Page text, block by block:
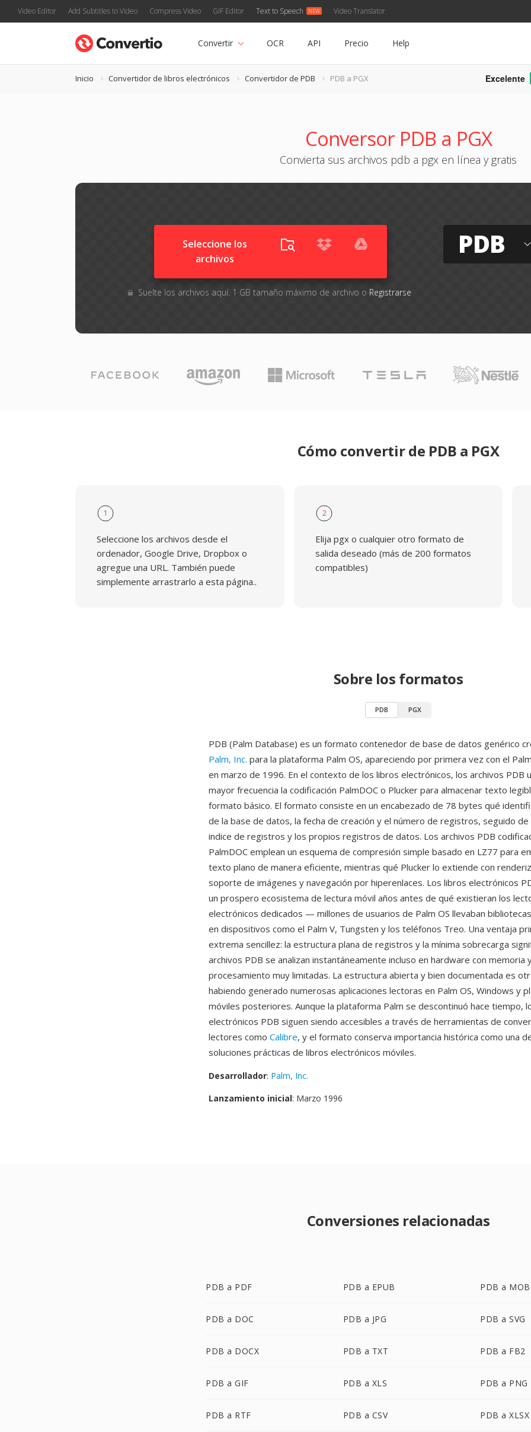
Video Editor Add Subtitles to Video Compress Video GIF Editor Text to Speech Video Translator
Convertir OCR API Precio Help
Inicio Convertidor de libros electrónicos Convertidor de PDB PDB a PGX Excelente
Conversor PDB a PGX
Convierta sus archivos pdb a pgx en línea y gratis
Seleccione los
archivos
Suelte los archivos aquí. 1 GB tamaño máximo de archivo o Registrarse
PDB
Cómo convertir de PDB a PGX
1
Seleccione los archivos desde el
ordenador, Google Drive, Dropbox o
agregue una URL. También puede
simplemente arrastrarlo a esta página..
2
Elija pgx o cualquier otro formato de
salida deseado (más de 200 formatos
compatibles)
Sobre los formatos
PDB PGX
PDB (Palm Database) es un formato contenedor de base de datos genérico
Palm, Inc. para la plataforma Palm OS, apareciendo por primera vez con el
en marzo de 1996. En el contexto de los libros electrónicos, los archivos PDB
mayor frecuencia la codificación PalmDOC o Plucker para almacenar texto
formato básico. El formato consiste en un encabezado de 78 bytes qué
de la base de datos, la fecha de creación y el número de registros, seguido de
indice de registros y los propios registros de datos. Los archivos PDB
PalmDOC emplean un esquema de compresión simple basado en LZ77 para
texto plano de manera eficiente, mientras qué Plucker lo extiende con
soporte de imágenes y navegación por hiperenlaces. Los libros electrónicos
un prospero ecosistema de lectura móvil años antes de qué existieran los
electrónicos dedicados — millones de usuarios de Palm OS llevaban
en dispositivos como el Palm V, Tungsten y los teléfonos Treo. Una ventaja
extrema sencillez: la estructura plana de registros y la mínima sobrecarga
archivos PDB se analizan instantáneamente incluso en hardware con memoria
procesamiento muy limitadas. La estructura abierta y bien documentada es
habiendo generado numerosas aplicaciones lectoras en Palm OS, Windows y
móviles posteriores. Aunque la plataforma Palm se descontinuó hace tiempo,
electrónicos PDB siguen siendo accesibles a través de herramientas de
lectores como Calibre, y el formato conserva importancia histórica como una
soluciones prácticas de libros electrónicos móviles.
Desarrollador: Palm, Inc.
Lanzamiento inicial: Marzo 1996
Conversiones relacionadas
PDB a PDF PDB a EPUB PDB a
PDB a DOC PDB a JPG PDB a SVG
PDB a DOCX PDB a TXT PDB a FB2
PDB a GIF PDB a XLS PDB a PNG
PDB a RTF PDB a CSV PDB a XLSX